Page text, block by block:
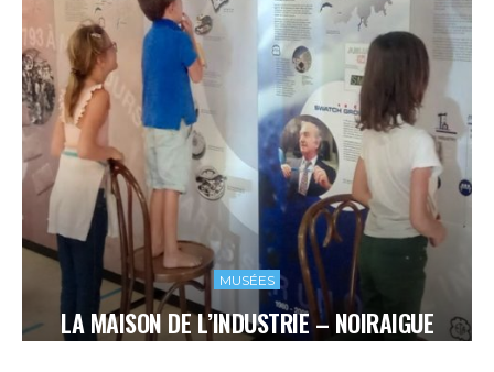
MUSÉES
LA MAISON DE L’INDUSTRIE – NOIRAIGUE